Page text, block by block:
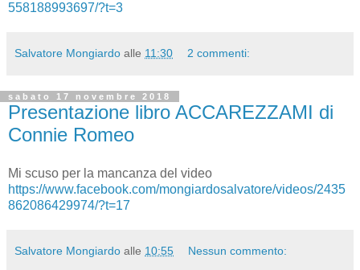
558188993697/?t=3
Salvatore Mongiardo alle 11:30 2 commenti:
sabato 17 novembre 2018
Presentazione libro ACCAREZZAMI di
Connie Romeo
Mi scuso per la mancanza del video
https://www.facebook.com/mongiardosalvatore/videos/2435
862086429974/?t=17
Salvatore Mongiardo alle 10:55 Nessun commento: